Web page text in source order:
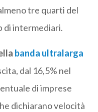
tre quarti del
di intermediari.
banda ultralarga
dal 16,5% nel
di imprese
dichiarano velocità